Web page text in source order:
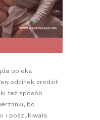
opieka
odcinek zrodził
też sposób
bo
i poszukiwała